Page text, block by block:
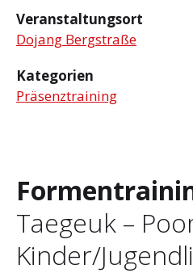
Veranstaltungsort
Dojang Bergstraße
Kategorien
Präsenztraining
Taegeuk –
Kinder/